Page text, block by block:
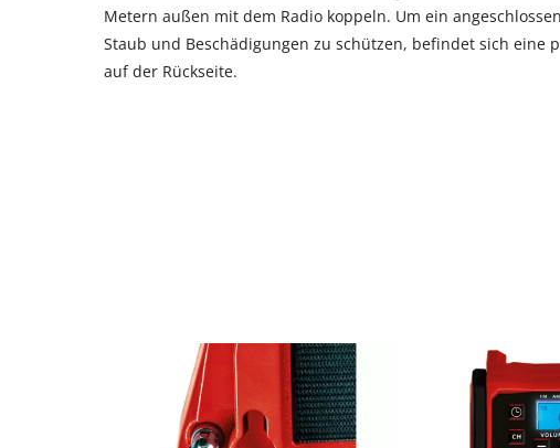
Metern außen mit dem Radio koppeln. Um ein
Staub und Beschädigungen zu schützen, befindet sich eine
auf der Rückseite.